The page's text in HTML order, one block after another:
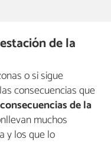
de la
o si sigue
consecuencias que
consecuencias de la
muchos
y los que lo